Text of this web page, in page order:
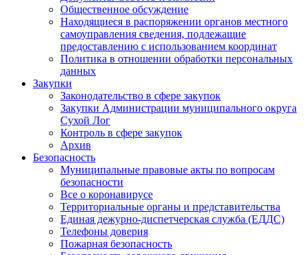
Общественное обсуждение
Находящиеся в распоряжении органов местного
самоуправления сведения, подлежащие
предоставлению с использованием координат
Политика в отношении обработки персональных
данных
Закупки
Законодательство в сфере закупок
Закупки Администрации муниципального округа
Сухой Лог
Контроль в сфере закупок
Архив
Безопасность
Муниципальные правовые акты по вопросам
безопасности
Все о коронавирусе
Территориальные органы и представительства
Единая дежурно-диспетчерская служба (ЕДДС)
Телефоны доверия
Пожарная безопасность